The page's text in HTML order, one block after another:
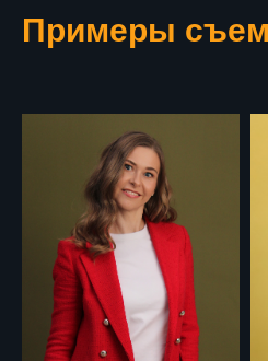
Примеры